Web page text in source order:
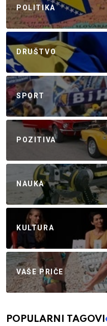
POLITIKA
DRUŠTVO
SPORT
POZITIVA
NAUKA
KULTURA
VAŠE PRIČE
POPULARNI TAGOVI